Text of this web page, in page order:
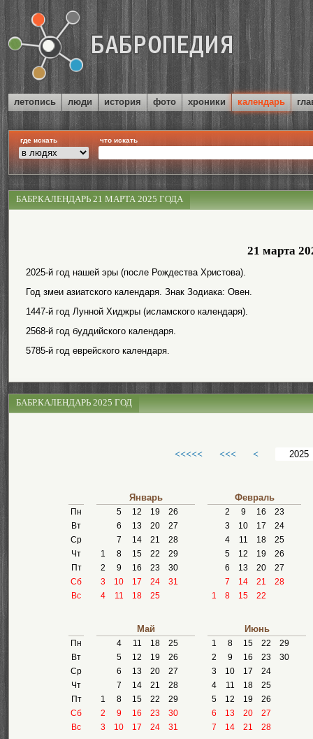
летопись люди история фото хроники календарь
где искать что искать
БАБР.КАЛЕНДАРЬ 21 МАРТА 2025 ГОДА
21 марта
2025-й год нашей эры (после Рождества Христова).
Год змеи азиатского календаря. Знак Зодиака: Овен.
1447-й год Лунной Хиджры (исламского календаря).
2568-й год буддийского календаря.
5785-й год еврейского календаря.
БАБР.КАЛЕНДАРЬ 2025 ГОД
<<<<< <<< <
Пн
Вт
Ср
Чт
Пт
Сб
Вс
Январь
5 12 19
26
6
13 20
27
7
14 21
28
1
8 15 22
29
2
9 16 23
30
3
10 17 24
31
4
11 18 25
Февраль
2 9 16
23
3
10 17
24
4
11 18
25
5
12 19
26
6
13 20
27
7
14 21
28
1
8 15 22
Пн
Вт
Ср
Чт
Пт
Сб
Вс
Май
4 11 18
25
5
12 19
26
6
13 20
27
7
14 21
28
1
8 15 22
29
2
9 16 23
30
3
10 17 24 31
Июнь
1 8 15 22
29
2
9 16 23
30
3
10 17
24
4
11 18
25
5
12 19
26
6
13 20
27
7
14 21 28